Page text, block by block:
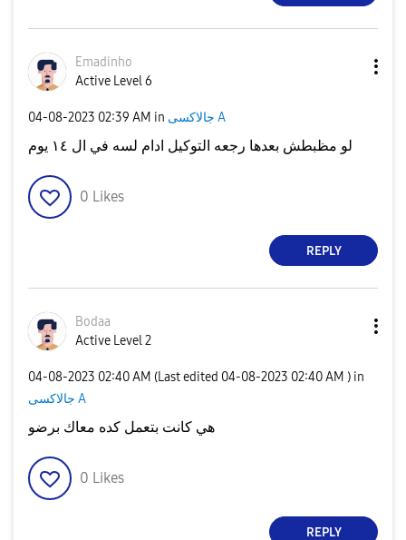
Emadinho
Active Level 6
‎04-08-2023 02:39 AM in جالاكسى A
لو مظبطش بعدها رجعه التوكيل ادام لسه في ال ١٤ يوم
0 Likes
REPLY
Bodaa
Active Level 2
‎04-08-2023 02:40 AM (Last edited ‎04-08-2023 02:40 AM ) in
جالاكسى A
هي كانت بتعمل كده معاك برضو
0 Likes
REPLY